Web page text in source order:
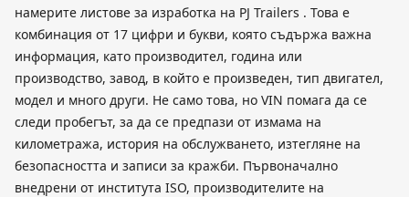
намерите листове за изработка на PJ Trailers . Това е
комбинация от 17 цифри и букви, която съдържа важна
информация, като производител, година или
производство, завод, в който е произведен, тип двигател,
модел и много други. Не само това, но VIN помага да се
следи пробегът, за да се предпази от измама на
километража, история на обслужването, изтегляне на
безопасността и записи за кражби. Първоначално
внедрени от института ISO, производителите на